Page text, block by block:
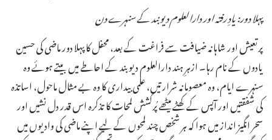
پہلا دور: یادِ رفتہ اور دارالعلوم دیوبند کے سنہرے دن
پرتعیش اور شاہانہ ضیافت سے فراغت کے بعد، محفل کا پہلا دور ماضی کی حسین
یادوں کے نام رہا۔ ازہرِ ہند دارالعلوم دیوبند کے احاطے میں بیتے ہوئے وہ
سنہرے ایام، وہ معصومانہ شرارتیں، علمی بیداری کا وہ بے مثال ماحول، اساتذہ
کی شفقتیں اور آپس کے کھٹے میٹھے پُرکشش لمحات کا تذکرہ اس قدر دل نشیں اور
سحر انگیز انداز میں ہوا کہ ہر شخص چند لمحوں کے لیے اپنے ماضی کی وادیوں میں